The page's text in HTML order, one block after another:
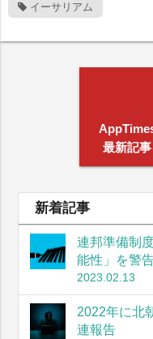
イーサリアム
最新記
新着記事
連邦準備制
能性」を警
2023.02.13
2022年に北
連報告